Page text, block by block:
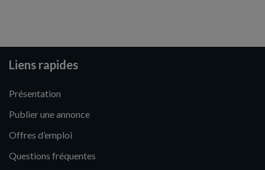
Liens rapides
Présentation
Publier une annonce
Offres d’emploi
Questions fréquentes